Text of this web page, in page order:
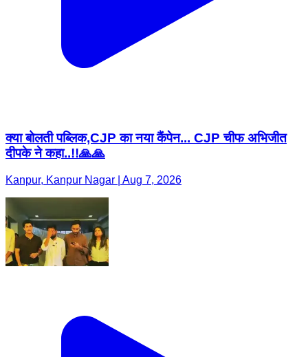
क्या बोलती पब्लिक,CJP का नया कैंपेन... CJP चीफ अभिजीत
दीपके ने कहा..!!🙏🙏
Kanpur, Kanpur Nagar | Aug 7, 2026